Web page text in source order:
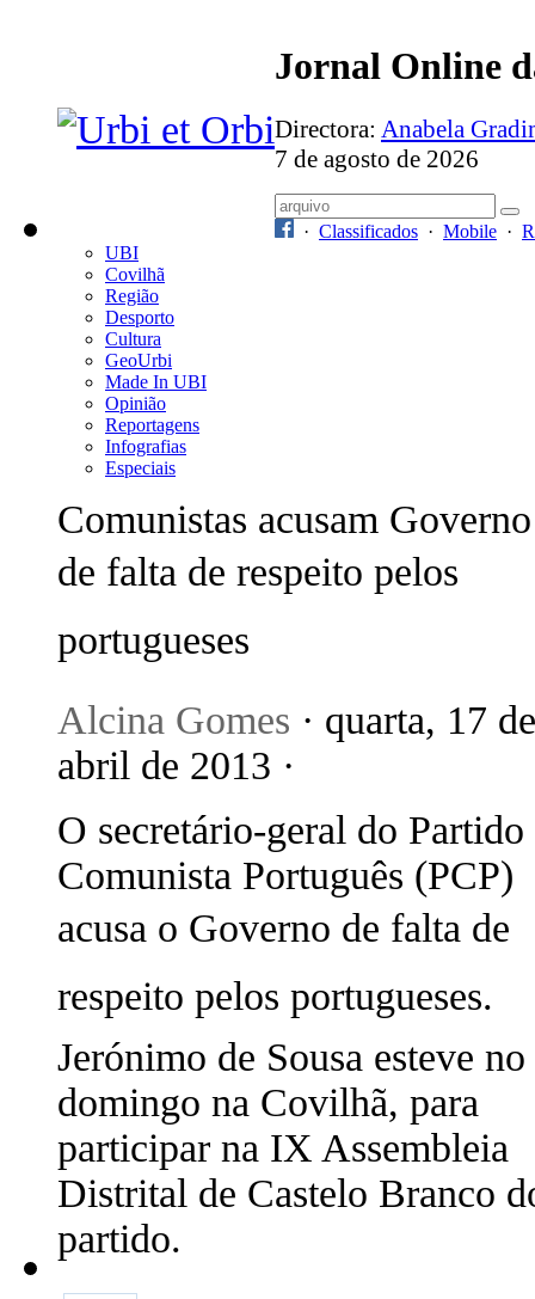
Jornal Online
Directora: Anabela
7 de agosto de 2026
· Classificados · Mobile ·
UBI
Covilhã
Região
Desporto
Cultura
GeoUrbi
Made In UBI
Opinião
Reportagens
Infografias
Especiais
Comunistas acusam Governo
de falta de respeito pelos
portugueses
Alcina Gomes · quarta, 17 de
abril de 2013 ·
O secretário-geral do Partido
Comunista Português (PCP)
acusa o Governo de falta de
respeito pelos portugueses.
Jerónimo de Sousa esteve no
domingo na Covilhã, para
participar na IX Assembleia
Distrital de Castelo Branco
partido.